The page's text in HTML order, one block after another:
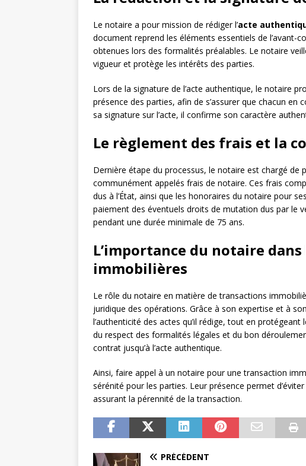
Le notaire a pour mission de rédiger l’acte
document reprend les éléments essentiels de l’avant-
obtenues lors des formalités préalables. Le notaire
vigueur et protège les intérêts des parties.
Lors de la signature de l’acte authentique, le notaire
présence des parties, afin de s’assurer que chacun
sa signature sur l’acte, il confirme son caractère
Le règlement des frais et la
Dernière étape du processus, le notaire est chargé de
communément appelés frais de notaire. Ces frais
dus à l’État, ainsi que les honoraires du notaire pour
paiement des éventuels droits de mutation dus par le
pendant une durée minimale de 75 ans.
L’importance du notaire
immobilières
Le rôle du notaire en matière de transactions
juridique des opérations. Grâce à son expertise et à
l’authenticité des actes qu’il rédige, tout en
du respect des formalités légales et du bon
contrat jusqu’à l’acte authentique.
Ainsi, faire appel à un notaire pour une transaction
sérénité pour les parties. Leur présence permet
assurant la pérennité de la transaction.
PRÉCÉDENT